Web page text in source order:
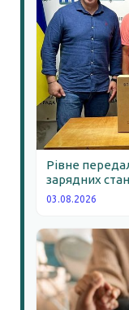
Рівне
зарядних
03.08.2026